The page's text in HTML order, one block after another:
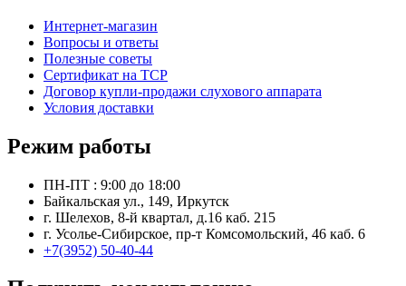
Интернет-магазин
Вопросы и ответы
Полезные советы
Сертификат на ТСР
Договор купли-продажи слухового аппарата
Условия доставки
Режим работы
ПН-ПТ : 9:00 до 18:00
Байкальская ул., 149, Иркутск
г. Шелехов, 8-й квартал, д.16 каб. 215
г. Усолье-Сибирское, пр-т Комсомольский, 46 каб. 6
+7(3952) 50-40-44